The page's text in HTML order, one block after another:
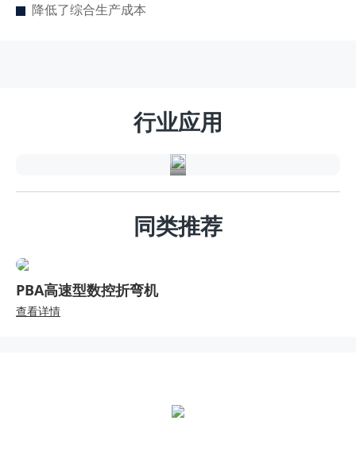
降低了综合生产成本
行业应用
能
源
同类推荐
PBA高速型数控折弯机
查看详情